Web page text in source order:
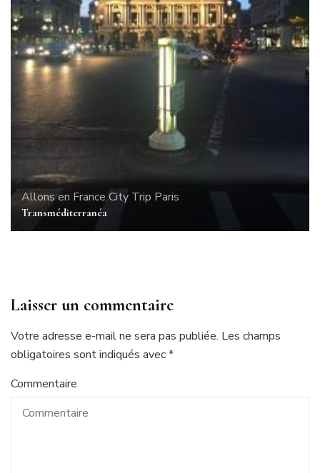
Allons en France City Trip Paris
Transméditerranéa
Laisser un commentaire
Votre adresse e-mail ne sera pas publiée. Les champs
obligatoires sont indiqués avec*
Commentaire